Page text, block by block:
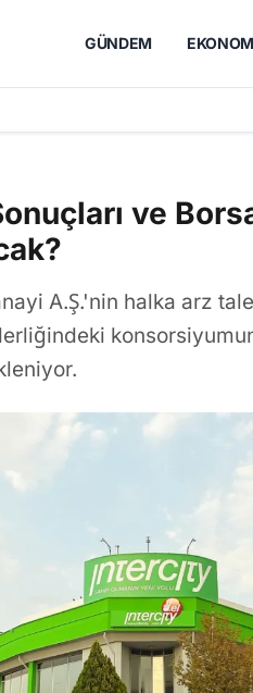
GÜNDEM
ve
A.Ş.'nin halka arz